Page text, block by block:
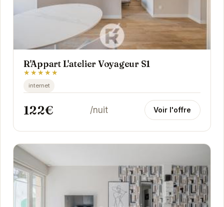
R'Appart L'atelier Voyageur S1
★★★★★
internet
122€ /nuit Voir l'offre